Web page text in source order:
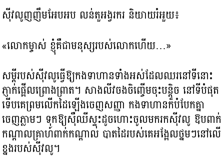
ស៊ីវលូញញឹមអែបអប លន់តួអង្វរករ និយាយរំអួយ៖
«លោកម្ចាស់ ខ្ញុំគឺជាមនុស្សរបស់លោកហើយ…»
សម្ដីរបស់ស៊ីវលូធ្វើឱ្យកងទាហានទាំងអស់ដែលឈរនៅទីនោះ
ភ្ញាក់ផ្អើលព្រោងព្រាត។ សាងលីវចងចិញ្ចើមចុះបន្តិច នៅទីបំផុត
ទើបគេព្រមលើកដៃឡើងចេញសញ្ញា កងទាហានក៏បំបែកគ្នា
ចេញភ្លាមៗ ទុកឱ្យស៊ឺឈីស្ទុះដូចហោះចូលមករកស៊ីវលូ ឱបពាក់
កណ្តាលគ្រាហ៍ពាក់កណ្ដាល បាតដៃរបស់គេអង្អែលថ្នមៗនៅលើ
ខ្នងរបស់ស៊ីវលូ។